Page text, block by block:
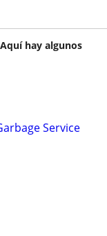
hay algunos
Service